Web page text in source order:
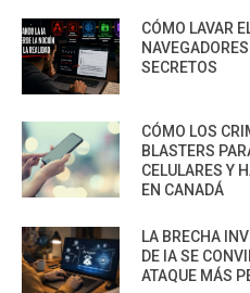
CÓMO LAVAR
SECRETOS
CÓMO LOS
BLASTERS
CELULARES Y
EN CANADÁ
LA BRECHA
DE IA SE
ATAQUE MÁS